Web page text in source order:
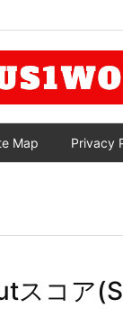
Map Privacy
スコア